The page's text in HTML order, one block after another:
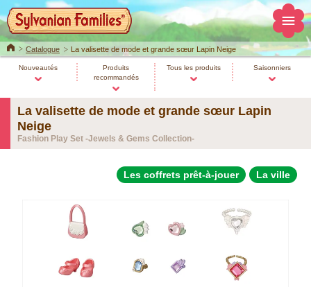
HomeCatalogue La valisette de mode et grande sœur Lapin Neige
Nouveautés
Produits
recommandés
Tous les produits Saisonniers
La valisette de mode et grande sœur Lapin
Neige
Fashion Play Set -Jewels & Gems Collection-
Les coffrets prêt-à-jouer La ville